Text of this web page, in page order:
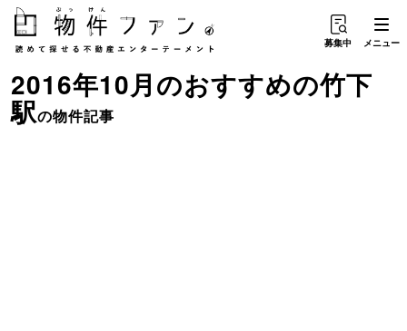
募集中 メニュー
2016年10月のおすすめの竹下
駅の物件記事